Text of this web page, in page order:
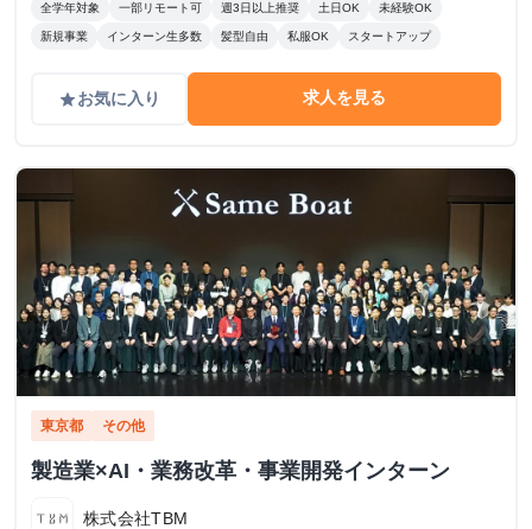
全学年対象 一部リモート可 週3日以上推奨 土日OK 未経験OK
新規事業 インターン生多数 髪型自由 私服OK スタートアップ
gradeお気に入り 求人を見る
東京都 その他
製造業×AI・業務改革・事業開発インターン
株式会社TBM